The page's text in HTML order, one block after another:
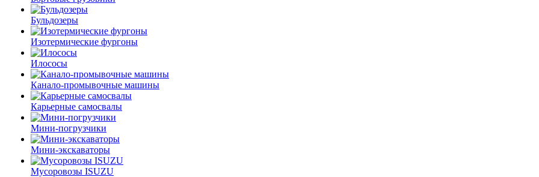
Бульдозеры
Изотермические фургоны
Илососы
Канало-промывочные машины
Карьерные самосвалы
Мини-погрузчики
Мини-экскаваторы
Мусоровозы ISUZU